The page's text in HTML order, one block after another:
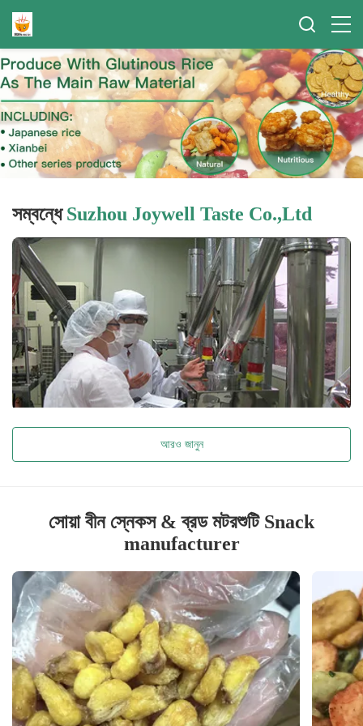
সম্বন্ধেSuzhou Joywell Taste Co.,Ltd
আরও জানুন
সোয়া বীন স্নেকস & ব্রড মটরশুটি Snack
manufacturer